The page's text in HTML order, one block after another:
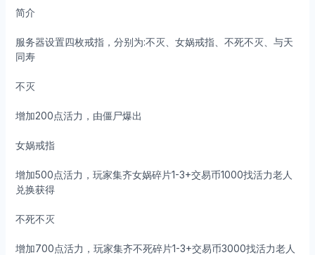
简介
服务器设置四枚戒指，分别为:不灭、女娲戒指、不死不灭、与天
同寿
不灭
增加200点活力，由僵尸爆出
女娲戒指
增加500点活力，玩家集齐女娲碎片1-3+交易币1000找活力老人
兑换获得
不死不灭
增加700点活力，玩家集齐不死碎片1-3+交易币3000找活力老人